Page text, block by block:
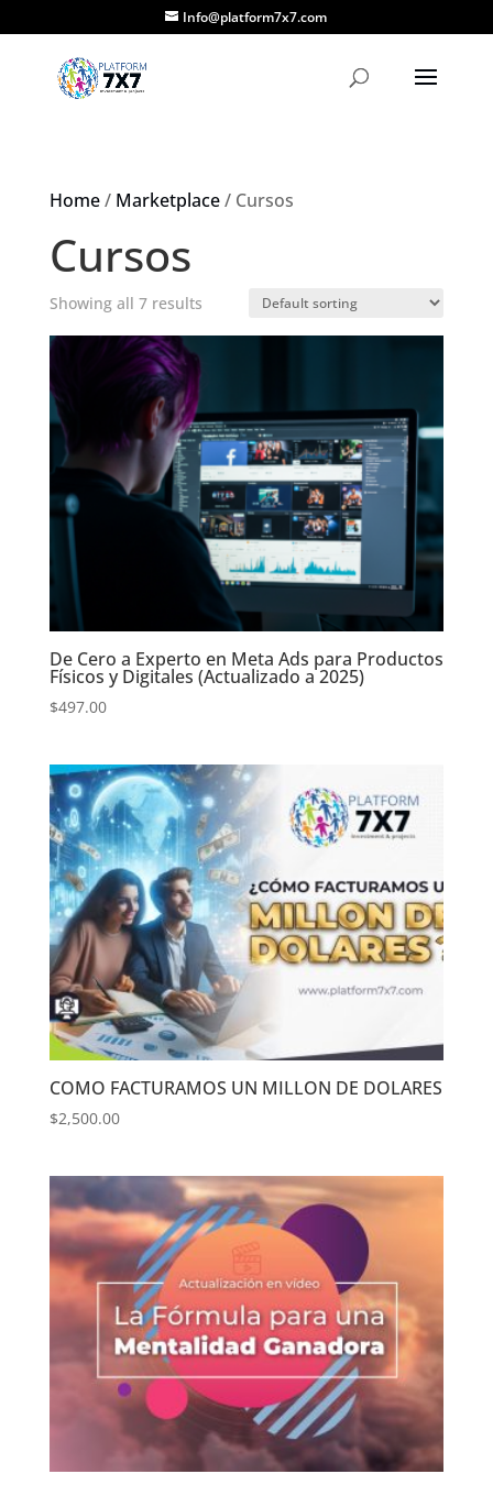
Info@platform7x7.com
Home/ Marketplace/ Cursos
Cursos
Showing all 7 results
De Cero a Experto en Meta Ads para Productos
Físicos y Digitales (Actualizado a 2025)
$497.00
COMO FACTURAMOS UN MILLON DE DOLARES
$2,500.00